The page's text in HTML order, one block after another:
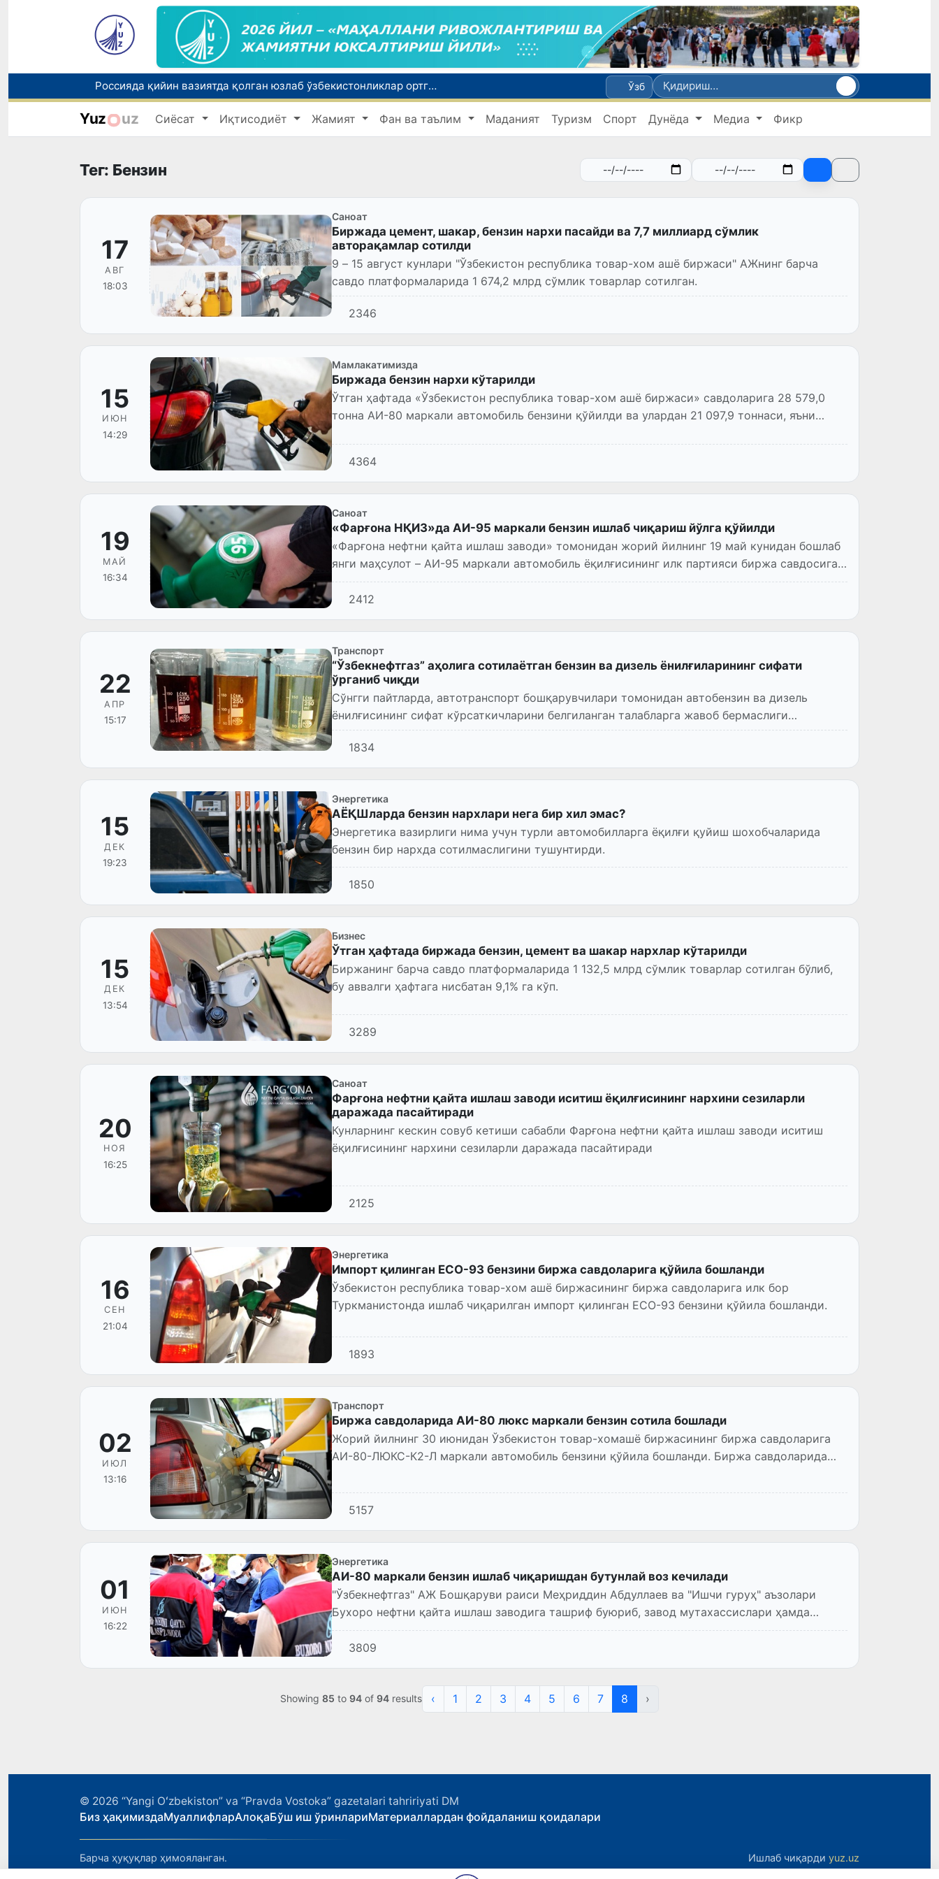
Россияда қийин вазиятда қолган юзлаб ўзбекистонликлар ортга қайтарилди
2030 йилгача хавфли чиқиндиларни қайта ишлаш даражаси 20 фоизга етказилади
Ўзбекистон илк бор Халқаро информатика олимпиадаси — IOI 2026га мезбонлик қилади
Ўзб
Yuz uz Сиёсат Иқтисодиёт Жамият Фан ва таълим Маданият Туризм Спорт Дунёда Медиа Фикр
Тег: Бензин
17
АВГ
18:03
Саноат
Биржада цемент, шакар, бензин нархи пасайди ва 7,7 миллиард сўмлик
авторақамлар сотилди
9 – 15 август кунлари "Ўзбекистон республика товар-хом ашё биржаси" АЖнинг барча
савдо платформаларида 1 674,2 млрд сўмлик товарлар сотилган.
2346
15
ИЮН
14:29
Мамлакатимизда
Биржада бензин нархи кўтарилди
Ўтган ҳафтада «Ўзбекистон республика товар-хом ашё биржаси» савдоларига 28 579,0
тонна АИ-80 маркали автомобиль бензини қўйилди ва улардан 21 097,9 тоннаси, яъни
4364
19
МАЙ
16:34
Саноат
«Фарғона НҚИЗ»да АИ-95 маркали бензин ишлаб чиқариш йўлга қўйилди
«Фарғона нефтни қайта ишлаш заводи» томонидан жорий йилнинг 19 май кунидан бошлаб
янги маҳсулот – АИ-95 маркали автомобиль ёқилғисининг илк партияси биржа савдосига
қўйилди.
2412
22
АПР
15:17
Транспорт
“Ўзбекнефтгаз” аҳолига сотилаётган бензин ва дизель ёнилғиларининг сифати
ўрганиб чиқди
Сўнгги пайтларда, автотранспорт бошқарувчилари томонидан автобензин ва дизель
ёнилғисининг сифат кўрсаткичларини белгиланган талабларга жавоб бермаслиги
тўғрисидаги мурожаатлари кў...
1834
15
ДЕК
19:23
Энергетика
АЁҚШларда бензин нархлари нега бир хил эмас?
Энергетика вазирлиги нима учун турли автомобилларга ёқилғи қуйиш шохобчаларида
бензин бир нархда сотилмаслигини тушунтирди.
1850
15
ДЕК
13:54
Бизнес
Ўтган ҳафтада биржада бензин, цемент ва шакар нархлар кўтарилди
Биржанинг барча савдо платформаларида 1 132,5 млрд сўмлик товарлар сотилган бўлиб,
бу аввалги ҳафтага нисбатан 9,1% га кўп.
3289
20
НОЯ
16:25
Саноат
Фарғона нефтни қайта ишлаш заводи иситиш ёқилғисининг нархини сезиларли
даражада пасайтиради
Кунларнинг кескин совуб кетиши сабабли Фарғона нефтни қайта ишлаш заводи иситиш
ёқилғисининг нархини сезиларли даражада пасайтиради
2125
16
СЕН
21:04
Энергетика
Импорт қилинган ECO-93 бензини биржа савдоларига қўйила бошланди
Ўзбекистон республика товар-хом ашё биржасининг биржа савдоларига илк бор
Туркманистонда ишлаб чиқарилган импорт қилинган ECO-93 бензини қўйила бошланди.
1893
02
ИЮЛ
13:16
Транспорт
Биржа савдоларида АИ-80 люкс маркали бензин сотила бошлади
Жорий йилнинг 30 июнидан Ўзбекистон товар-хомашё биржасининг биржа савдоларига
АИ-80-ЛЮКС-К2-Л маркали автомобиль бензини қўйила бошланди. Биржа савдоларида
5157
01
ИЮН
16:22
Энергетика
АИ-80 маркали бензин ишлаб чиқаришдан бутунлай воз кечилади
"Ўзбекнефтгаз" АЖ Бошқаруви раиси Меҳриддин Абдуллаев ва "Ишчи гуруҳ" аъзолари
Бухоро нефтни қайта ишлаш заводига ташриф буюриб, завод мутахассислари ҳамда
заводни модернизация қил...
3809
Showing 85 to 94 of 94 results ‹ 1 2 3 4 5 6 7 8 ›
© 2026 “Yangi Oʻzbekiston” va “Pravda Vostoka” gazetalari tahririyati DM
Биз ҳақимиздаМуаллифларАлоқаБўш иш ўринлариМатериаллардан фойдаланиш қоидалари
Барча ҳуқуқлар ҳимояланган. Ишлаб чиқарди yuz.uz